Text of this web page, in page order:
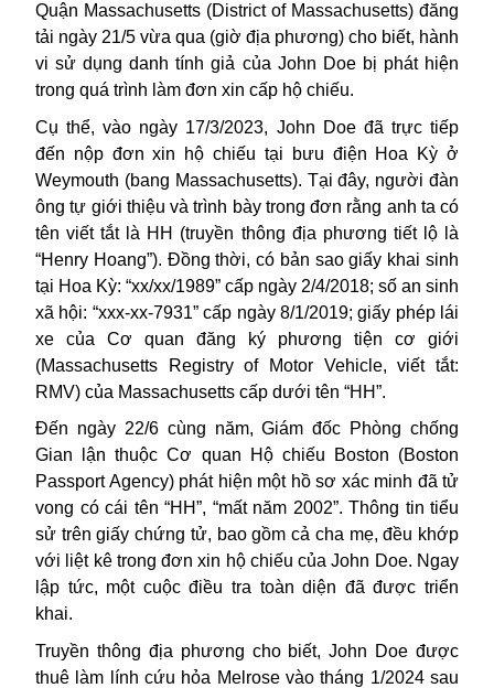
Quận Massachusetts (District of Massachusetts) đăng
tải ngày 21/5 vừa qua (giờ địa phương) cho biết, hành
vi sử dụng danh tính giả của John Doe bị phát hiện
trong quá trình làm đơn xin cấp hộ chiếu.
Cụ thể, vào ngày 17/3/2023, John Doe đã trực tiếp
đến nộp đơn xin hộ chiếu tại bưu điện Hoa Kỳ ở
Weymouth (bang Massachusetts). Tại đây, người đàn
ông tự giới thiệu và trình bày trong đơn rằng anh ta có
tên viết tắt là HH (truyền thông địa phương tiết lộ là
“Henry Hoang”). Đồng thời, có bản sao giấy khai sinh
tại Hoa Kỳ: “xx/xx/1989” cấp ngày 2/4/2018; số an sinh
xã hội: “xxx-xx-7931” cấp ngày 8/1/2019; giấy phép lái
xe của Cơ quan đăng ký phương tiện cơ giới
(Massachusetts Registry of Motor Vehicle, viết tắt:
RMV) của Massachusetts cấp dưới tên “HH”.
Đến ngày 22/6 cùng năm, Giám đốc Phòng chống
Gian lận thuộc Cơ quan Hộ chiếu Boston (Boston
Passport Agency) phát hiện một hồ sơ xác minh đã tử
vong có cái tên “HH”, “mất năm 2002”. Thông tin tiểu
sử trên giấy chứng tử, bao gồm cả cha mẹ, đều khớp
với liệt kê trong đơn xin hộ chiếu của John Doe. Ngay
lập tức, một cuộc điều tra toàn diện đã được triển
khai.
Truyền thông địa phương cho biết, John Doe được
thuê làm lính cứu hỏa Melrose vào tháng 1/2024 sau